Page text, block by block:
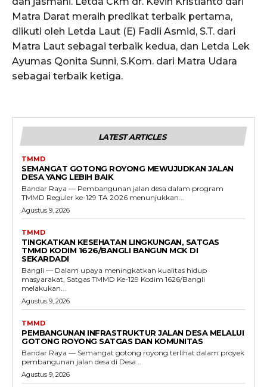
Matra Darat meraih predikat terbaik pertama,
diikuti oleh Letda Laut (E) Fadli Asmid, S.T. dari
Matra Laut sebagai terbaik kedua, dan Letda Lek
Ayumas Qonita Sunni, S.Kom. dari Matra Udara
sebagai terbaik ketiga.
LATEST ARTICLES
TMMD
SEMANGAT GOTONG ROYONG MEWUJUDKAN JALAN
DESA YANG LEBIH BAIK
Bandar Raya — Pembangunan jalan desa dalam program
TMMD Reguler ke-129 TA 2026 menunjukkan...
Agustus 9, 2026
TMMD
TINGKATKAN KESEHATAN LINGKUNGAN, SATGAS
TMMD KODIM 1626/BANGLI BANGUN MCK DI
SEKARDADI
Bangli — Dalam upaya meningkatkan kualitas hidup
masyarakat, Satgas TMMD Ke-129 Kodim 1626/Bangli
melakukan...
Agustus 9, 2026
TMMD
PEMBANGUNAN INFRASTRUKTUR JALAN DESA MELALUI
GOTONG ROYONG SATGAS DAN KOMUNITAS
Bandar Raya — Semangat gotong royong terlihat dalam proyek
pembangunan jalan desa di Desa...
Agustus 9, 2026